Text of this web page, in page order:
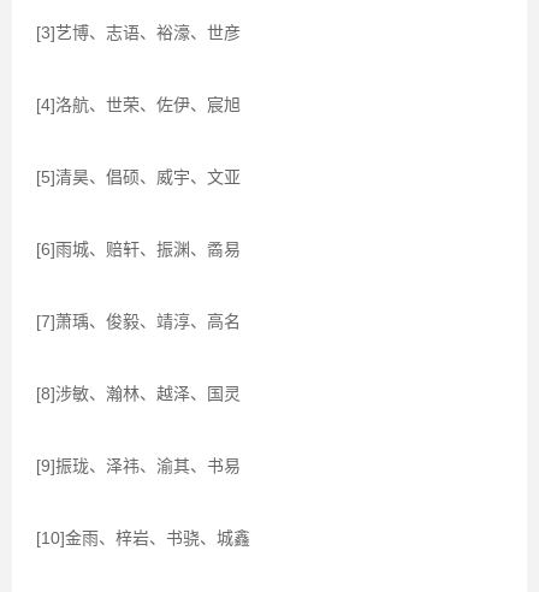
[3]艺博、志语、裕濠、世彦
[4]洛航、世荣、佐伊、宸旭
[5]清昊、倡硕、威宇、文亚
[6]雨城、赔轩、振渊、矞易
[7]萧瑀、俊毅、靖淳、高名
[8]涉敏、瀚林、越泽、国灵
[9]振珑、泽祎、渝其、书易
[10]金雨、梓岩、书骁、城鑫